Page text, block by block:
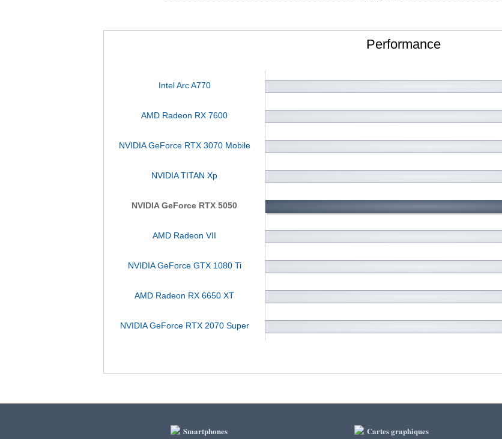
Performance
Intel Arc A770
AMD Radeon RX 7600
NVIDIA GeForce RTX 3070 Mobile
NVIDIA TITAN Xp
NVIDIA GeForce RTX 5050
AMD Radeon VII
NVIDIA GeForce GTX 1080 Ti
AMD Radeon RX 6650 XT
NVIDIA GeForce RTX 2070 Super
Smartphones Cartes graphiques